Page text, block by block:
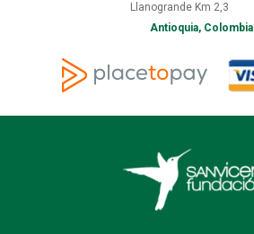
Llanogrande Km 2,3
Antioquia, Colombia